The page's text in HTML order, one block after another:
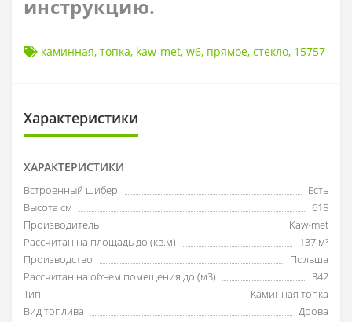
инструкцию.
каминная, топка, kaw-met, w6, прямое, стекло, 15757
Характеристики
ХАРАКТЕРИСТИКИ
Встроенный шибер
Есть
Высота см
615
Производитель
Kaw-met
Рассчитан на площадь до (кв.м)
137 м²
Производство
Польша
Рассчитан на объем помещения до (м3)
342
Тип
Каминная топка
Вид топлива
Дрова